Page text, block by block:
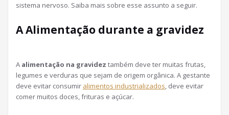
sistema nervoso. Saiba mais sobre esse assunto a seguir.
A Alimentação durante a gravidez
A alimentação na gravidez também deve ter muitas frutas,
legumes e verduras que sejam de origem orgânica. A gestante
deve evitar consumir alimentos industrializados, deve evitar
comer muitos doces, frituras e açúcar.